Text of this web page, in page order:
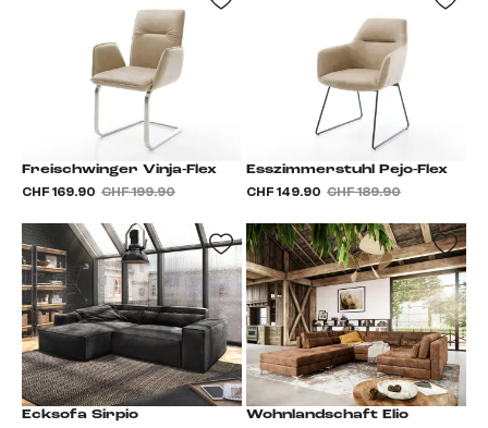
Freischwinger Vinja-Flex
CHF 169.90 CHF 199.90
Esszimmerstuhl Pejo-Flex
CHF 149.90 CHF 189.90
Ecksofa Sirpio Wohnlandschaft Elio